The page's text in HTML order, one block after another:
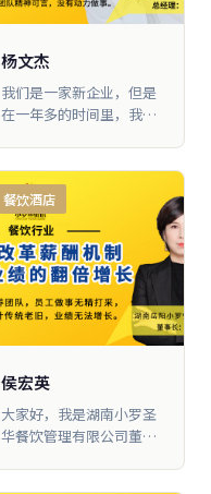
杨文杰
我们是一家新企业，但是
在一年多的时间里，我的
一个月做到了65万，营业
额翻了将近2倍
餐饮酒店
侯宏英
大家好，我是湖南小罗圣
华餐饮管理有限公司董事